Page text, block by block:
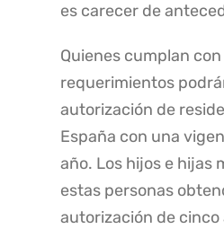
es carecer de
Quienes cumplan
requerimientos
autorización de
España con una
año. Los hijos e hijas
estas personas
autorización de cinco